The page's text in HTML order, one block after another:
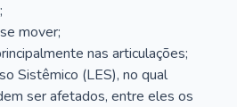
mover;
nas articulações;
Sistêmico (LES), no qual
ser afetados, entre eles os